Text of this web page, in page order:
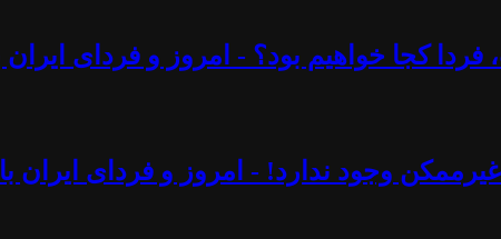
فردا کجا خواهیم بود؟ - امروز و فردای
وجود ندارد! - امروز و فردای ایران